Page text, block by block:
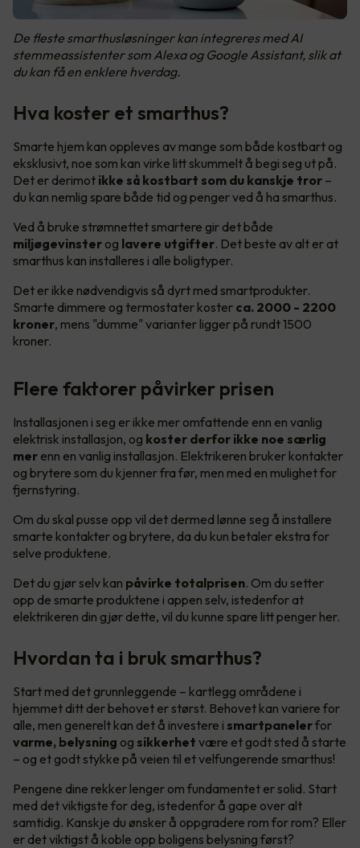
De fleste smarthusløsninger kan integreres med AI
stemmeassistenter som Alexa og Google Assistant, slik at
du kan få en enklere hverdag.
Hva koster et smarthus?
Smarte hjem kan oppleves av mange som både kostbart og
eksklusivt, noe som kan virke litt skummelt å begi seg ut på.
Det er derimot ikke så kostbart som du kanskje tror –
du kan nemlig spare både tid og penger ved å ha smarthus.
Ved å bruke strømnettet smartere gir det både
miljøgevinster og lavere utgifter. Det beste av alt er at
smarthus kan installeres i alle boligtyper.
Det er ikke nødvendigvis så dyrt med smartprodukter.
Smarte dimmere og termostater koster ca. 2000 - 2200
kroner, mens "dumme" varianter ligger på rundt 1500
kroner.
Flere faktorer påvirker prisen
Installasjonen i seg er ikke mer omfattende enn en vanlig
elektrisk installasjon, og koster derfor ikke noe særlig
mer enn en vanlig installasjon. Elektrikeren bruker kontakter
og brytere som du kjenner fra før, men med en mulighet for
fjernstyring.
Om du skal pusse opp vil det dermed lønne seg å installere
smarte kontakter og brytere, da du kun betaler ekstra for
selve produktene.
Det du gjør selv kan påvirke totalprisen. Om du setter
opp de smarte produktene i appen selv, istedenfor at
elektrikeren din gjør dette, vil du kunne spare litt penger her.
Hvordan ta i bruk smarthus?
Start med det grunnleggende – kartlegg områdene i
hjemmet ditt der behovet er størst. Behovet kan variere for
alle, men generelt kan det å investere i smartpanelerfor
varme, belysning og sikkerhet være et godt sted å starte
– og et godt stykke på veien til et velfungerende smarthus!
Pengene dine rekker lenger om fundamentet er solid. Start
med det viktigste for deg, istedenfor å gape over alt
samtidig. Kanskje du ønsker å oppgradere rom for rom? Eller
er det viktigst å koble opp boligens belysning først?